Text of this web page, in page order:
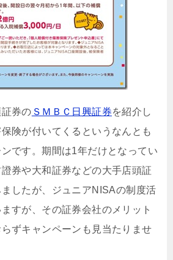
券の ＳＭＢＣ日興証券を紹介し
険が付いてくるというなんとも
です。期間は1年だけとなってい
券や大和証券などの大手店頭証
したが、ジュニアNISAの制度活
すが、その証券会社のメリット
ずキャンペーンも見当たりませ